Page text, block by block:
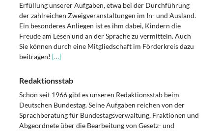
Erfüllung unserer Aufgaben, etwa bei der Durchführung
der zahlreichen Zweigveranstaltungen im In- und Ausland.
Ein besonderes Anliegen ist es ihm dabei, Kindern die
Freude am Lesen und an der Sprache zu vermitteln. Auch
Sie können durch eine Mitgliedschaft im Förderkreis dazu
beitragen! […]
Redaktionsstab
Schon seit 1966 gibt es unseren Redaktionsstab beim
Deutschen Bundestag. Seine Aufgaben reichen von der
Sprachberatung für Bundestagsverwaltung, Fraktionen und
Abgeordnete über die Bearbeitung von Gesetz- und